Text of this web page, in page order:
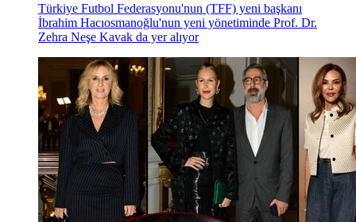
Türkiye Futbol Federasyonu'nun (TFF) yeni başkanı
İbrahim Hacıosmanoğlu'nun yeni yönetiminde Prof. Dr.
Zehra Neşe Kavak da yer alıyor